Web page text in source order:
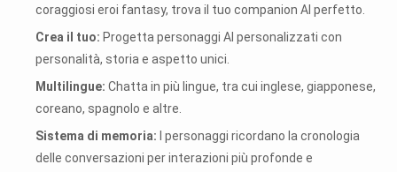
coraggiosi eroi fantasy, trova il tuo companion AI perfetto.
Crea il tuo: Progetta personaggi AI personalizzati con
personalità, storia e aspetto unici.
Multilingue: Chatta in più lingue, tra cui inglese, giapponese,
coreano, spagnolo e altre.
Sistema di memoria: I personaggi ricordano la cronologia
delle conversazioni per interazioni più profonde e